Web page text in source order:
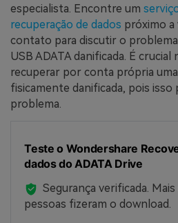
especialista. Encontre um
recuperação de dados próximo a
contato para discutir o
USB ADATA danificada. É
recuperar por conta própria uma
fisicamente danificada, pois isso
problema.
Teste o Wondershare
dados do ADATA Drive
Segurança verificada. Mais
pessoas fizeram o download.